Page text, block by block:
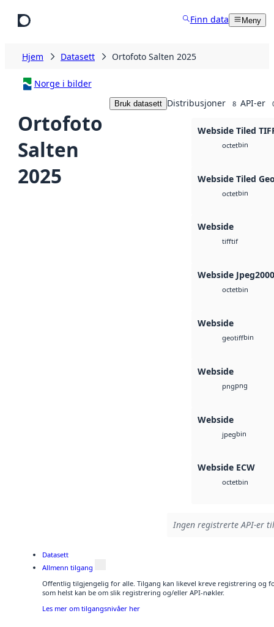
Finn data Meny
Hjem Datasett Ortofoto Salten 2025
Norge i bilder
Ortofoto
Salten
2025
Bruk datasett Distribusjoner 8 API-er
Webside Tiled
octetbin
Webside Tiled
octetbin
Webside
tifftif
Webside Jpeg2000
octetbin
Webside
geotiffbin
Webside
pngpng
Webside
jpegbin
Webside ECW
octetbin
Ingen registrerte API-er
Datasett
Allmenn tilgang
Offentlig tilgjengelig for alle. Tilgang kan likevel kreve registrering og
som helst kan be om slik registrering og/eller API-nøkler.
Les mer om tilgangsnivåer her